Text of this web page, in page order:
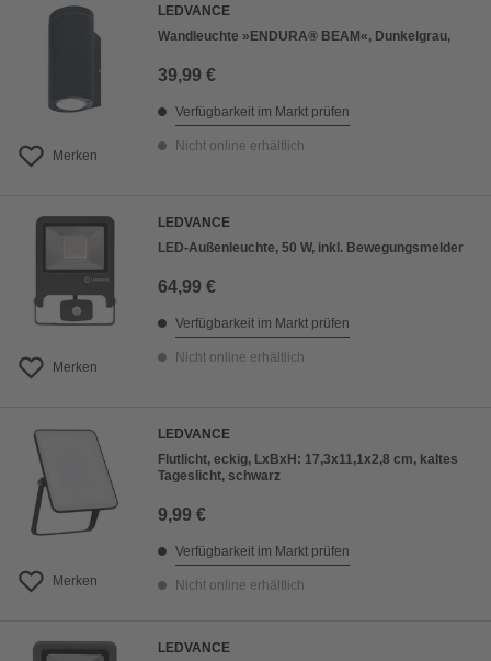
Merken
LEDVANCE
Wandleuchte »ENDURA® BEAM«, Dunkelgrau,
39,99 €
Verfügbarkeit im Markt prüfen
Nicht online erhältlich
Merken
LEDVANCE
LED-Außenleuchte, 50 W, inkl. Bewegungsmelder
64,99 €
Verfügbarkeit im Markt prüfen
Nicht online erhältlich
Merken
LEDVANCE
Flutlicht, eckig, LxBxH: 17,3x11,1x2,8 cm, kaltes
Tageslicht, schwarz
9,99 €
Verfügbarkeit im Markt prüfen
Nicht online erhältlich
LEDVANCE